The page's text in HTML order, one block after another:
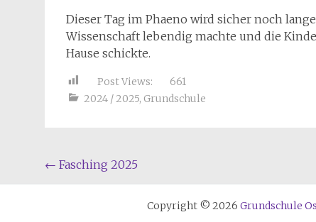
Dieser Tag im Phaeno wird sicher noch
Wissenschaft lebendig machte und die
Hause schickte.
Post Views:
661
2024 / 2025, Grundschule
Beitragsnavigation
← Fasching 2025
Copyright © 2026 Grundschule